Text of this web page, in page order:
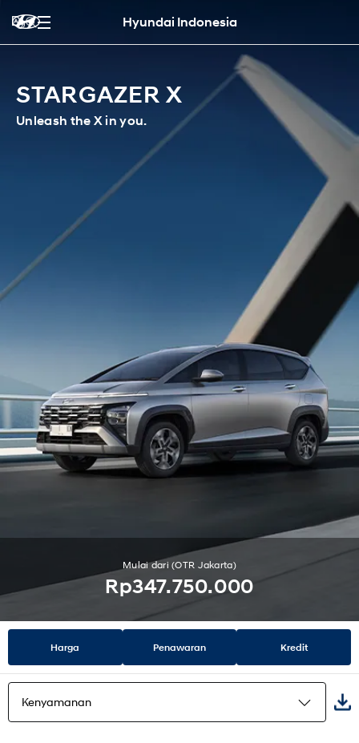
Hyundai Indonesia
STARGAZER X
Unleash the X in you.
Mulai dari (OTR Jakarta)
Rp347.750.000
Harga Penawaran Kredit
Kenyamanan